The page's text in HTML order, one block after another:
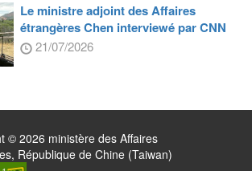
Le ministre adjoint des Affaires
étrangères Chen interviewé par CNN
21/07/2026
© 2026 ministère des Affaires
République de Chine (Taiwan)